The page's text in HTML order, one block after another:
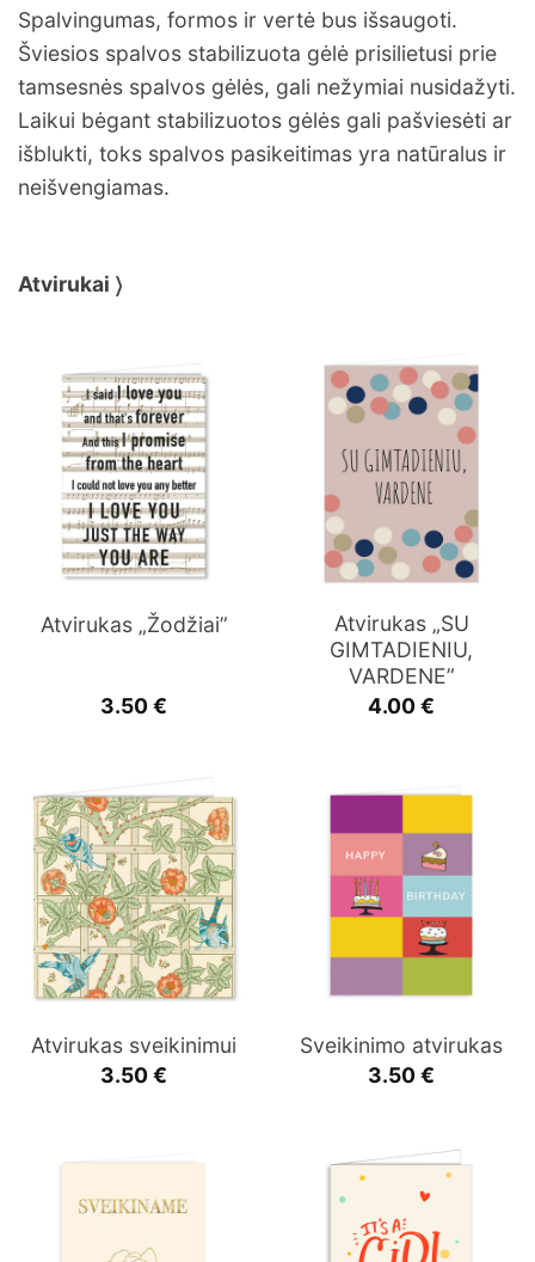
Spalvingumas, formos ir vertė bus išsaugoti.
Šviesios spalvos stabilizuota gėlė prisilietusi prie
tamsesnės spalvos gėlės, gali nežymiai nusidažyti.
Laikui bėgant stabilizuotos gėlės gali pašviesėti ar
išblukti, toks spalvos pasikeitimas yra natūralus ir
neišvengiamas.
Atvirukai 〉
Atvirukas „Žodžiai”
3.50€
Atvirukas „SU
GIMTADIENIU,
VARDENE”
4.00€
Atvirukas sveikinimui
3.50€
Sveikinimo atvirukas
3.50€